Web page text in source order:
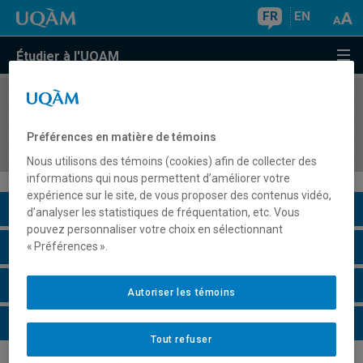
FR EN
Étudier à l'UQAM
COURS//
besoins spéciaux
Description du cours
Horaire - Été 2026
Horaire - Automne 2026
Horaire - Hiver 2027
Préférences en matière de témoins
Nous utilisons des témoins (cookies) afin de collecter des
informations qui nous permettent d’améliorer votre
expérience sur le site, de vous proposer des contenus vidéo,
d’analyser les statistiques de fréquentation, etc. Vous
pouvez personnaliser votre choix en sélectionnant
« Préférences ».
Tout refuser
Autoriser les témoins